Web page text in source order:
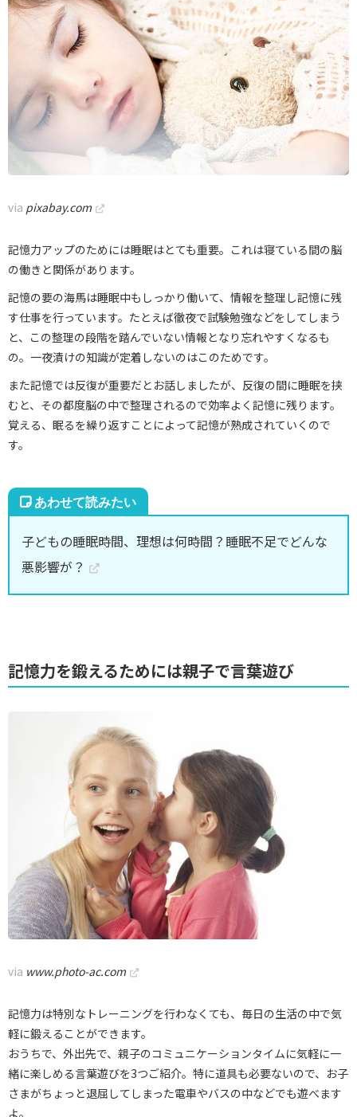
via pixabay.com
記憶力アップのためには睡眠はとても重要。これは寝ている間の脳
の働きと関係があります。
記憶の要の海馬は睡眠中もしっかり働いて、情報を整理し記憶に残
す仕事を行っています。たとえば徹夜で試験勉強などをしてしまう
と、この整理の段階を踏んでいない情報となり忘れやすくなるも
の。一夜漬けの知識が定着しないのはこのためです。
また記憶では反復が重要だとお話しましたが、反復の間に睡眠を挟
むと、その都度脳の中で整理されるので効率よく記憶に残ります。
覚える、眠るを繰り返すことによって記憶が熟成されていくので
す。
子どもの睡眠時間、理想は何時間？睡眠不足でどんな
悪影響が？
記憶力を鍛えるためには親子で言葉遊び
via www.photo-ac.com
記憶力は特別なトレーニングを行わなくても、毎日の生活の中で気
軽に鍛えることができます。
おうちで、外出先で、親子のコミュニケーションタイムに気軽に一
緒に楽しめる言葉遊びを3つご紹介。特に道具も必要ないので、お子
さまがちょっと退屈してしまった電車やバスの中などでも遊べます
よ。